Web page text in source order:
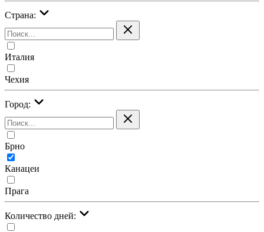
Страна:
Италия
Чехия
Город:
Брно
Канацеи
Прага
Количество дней: